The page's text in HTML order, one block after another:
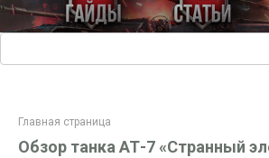
Главная страница
Обзор танка АТ-7 «Странный